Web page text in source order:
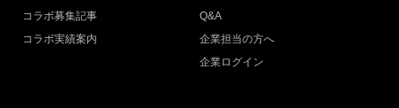
コラボ募集記事
コラボ実績案内
Q&A
企業担当の方へ
企業ログイン